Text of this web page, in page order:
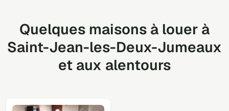
Quelques maisons à louer à
Saint-Jean-les-Deux-Jumeaux
et aux alentours